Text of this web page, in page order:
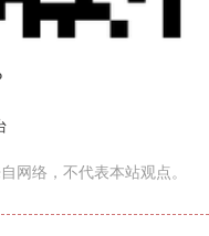
网络，不代表本站观点。